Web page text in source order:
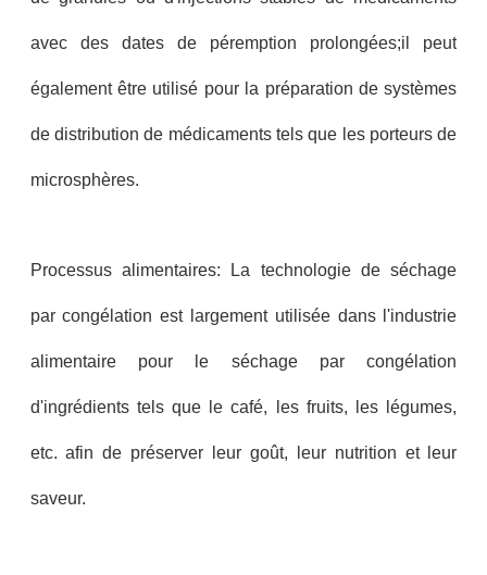
avec des dates de péremption prolongées;il peut
également être utilisé pour la préparation de systèmes
de distribution de médicaments tels que les porteurs de
microsphères.
Processus alimentaires: La technologie de séchage
par congélation est largement utilisée dans l'industrie
alimentaire pour le séchage par congélation
d'ingrédients tels que le café, les fruits, les légumes,
etc. afin de préserver leur goût, leur nutrition et leur
saveur.